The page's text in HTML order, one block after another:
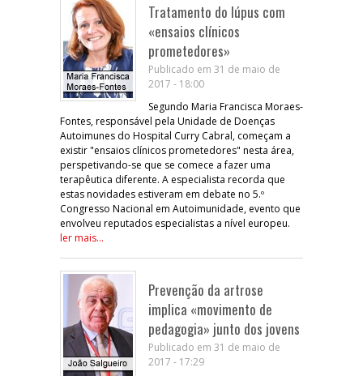
Tratamento do lúpus com
«ensaios clínicos
prometedores»
Publicado em 31 de maio de
2017 - 18:00
Segundo Maria Francisca Moraes-
Fontes, responsável pela Unidade de Doenças
Autoimunes do Hospital Curry Cabral, começam a
existir "ensaios clínicos prometedores" nesta área,
perspetivando-se que se comece a fazer uma
terapêutica diferente. A especialista recorda que
estas novidades estiveram em debate no 5.º
Congresso Nacional em Autoimunidade, evento que
envolveu reputados especialistas a nível europeu.
ler mais...
Prevenção da artrose
implica «movimento de
pedagogia» junto dos jovens
Publicado em 31 de maio de
2017 - 17:29